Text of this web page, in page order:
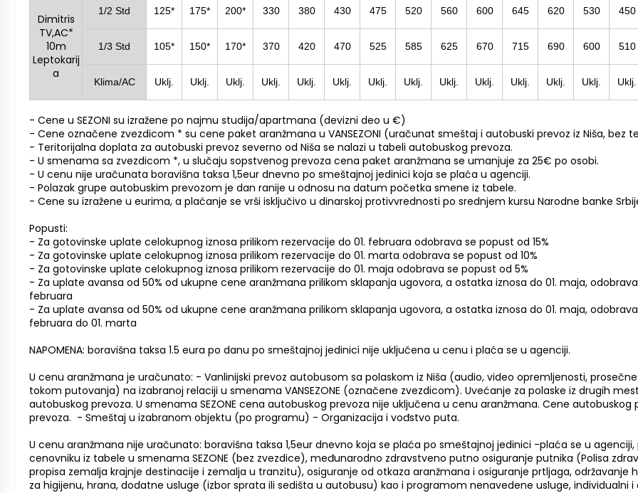
Dimitris
TV,AC*
10m
Leptokarij
a
1/2 Std 125* 175* 200* 330 380 430 475 520 560 600 645 620 530 450
1/3 Std 105* 150* 170* 370 420 470 525 585 625 670 715 690 600 510
Klima/AC Uklj. Uklj. Uklj. Uklj. Uklj. Uklj. Uklj. Uklj. Uklj. Uklj. Uklj. Uklj. Uklj. Uklj.
- Cene u SEZONI su izražene po najmu studija/apartmana (devizni deo u €)
- Cene označene zvezdicom * su cene paket aranžmana u VANSEZONI (uračunat smeštaj i autobuski prevoz iz Niša, bez
- Teritorijalna doplata za autobuski prevoz severno od Niša se nalazi u tabeli autobuskog prevoza.
- U smenama sa zvezdicom *, u slučaju sopstvenog prevoza cena paket aranžmana se umanjuje za 25€ po osobi.
- U cenu nije uračunata boravišna taksa 1,5eur dnevno po smeštajnoj jedinici koja se plaća u agenciji.
- Polazak grupe autobuskim prevozom je dan ranije u odnosu na datum početka smene iz tabele.
- Cene su izražene u eurima, a plaćanje se vrši isključivo u dinarskoj protivvrednosti po srednjem kursu Narodne banke
Popusti:
- Za gotovinske uplate celokupnog iznosa prilikom rezervacije do 01. februara odobrava se popust od 15%
- Za gotovinske uplate celokupnog iznosa prilikom rezervacije do 01. marta odobrava se popust od 10%
- Za gotovinske uplate celokupnog iznosa prilikom rezervacije do 01. maja odobrava se popust od 5%
- Za uplate avansa od 50% od ukupne cene aranžmana prilikom sklapanja ugovora, a ostatka iznosa do 01. maja,
februara
- Za uplate avansa od 50% od ukupne cene aranžmana prilikom sklapanja ugovora, a ostatka iznosa do 01. maja,
februara do 01. marta
NAPOMENA: boravišna taksa 1.5 eura po danu po smeštajnoj jedinici nije uključena u cenu i plaća se u agenciji.
U cenu aranžmana je uračunato: - Vanlinijski prevoz autobusom sa polaskom iz Niša (audio, video opremljenosti,
tokom putovanja) na izabranoj relaciji u smenama VANSEZONE (označene zvezdicom). Uvećanje za polaske iz drugih
autobuskog prevoza. U smenama SEZONE cena autobuskog prevoza nije uključena u cenu aranžmana. Cene autobuskog
prevoza. - Smeštaj u izabranom objektu (po programu) - Organizacija i vođstvo puta.
U cenu aranžmana nije uračunato: boravišna taksa 1,5eur dnevno koja se plaća po smeštajnoj jedinici -plaća se u
cenovniku iz tabele u smenama SEZONE (bez zvezdice), međunarodno zdravstveno putno osiguranje putnika (Polisa
propisa zemalja krajnje destinacije i zemalja u tranzitu), osiguranje od otkaza aranžmana i osiguranje prtljaga,
za higijenu, hrana, dodatne usluge (izbor sprata ili sedišta u autobusu) kao i programom nenavedene usluge, individualni i